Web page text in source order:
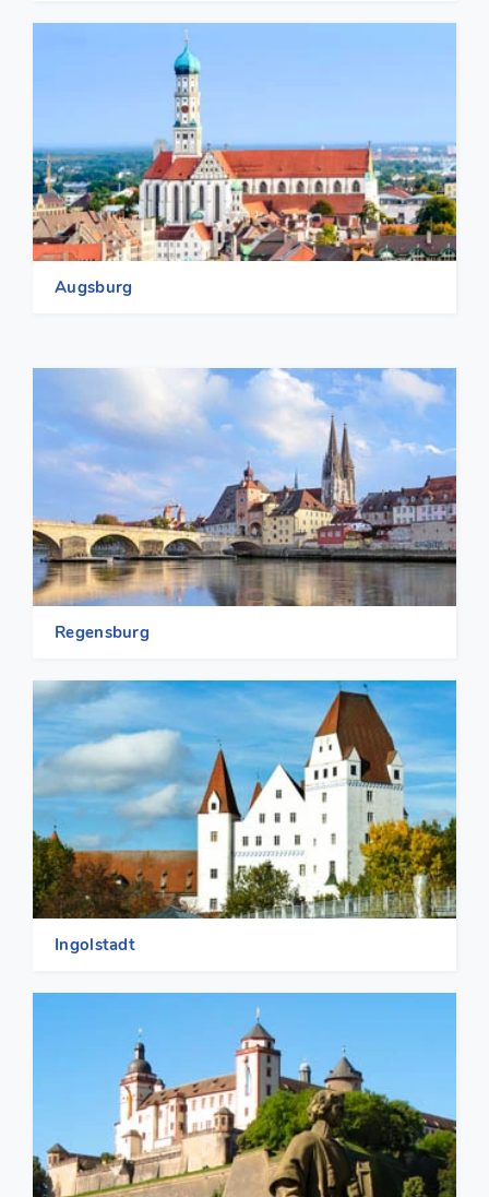
Augsburg
Regensburg
Ingolstadt